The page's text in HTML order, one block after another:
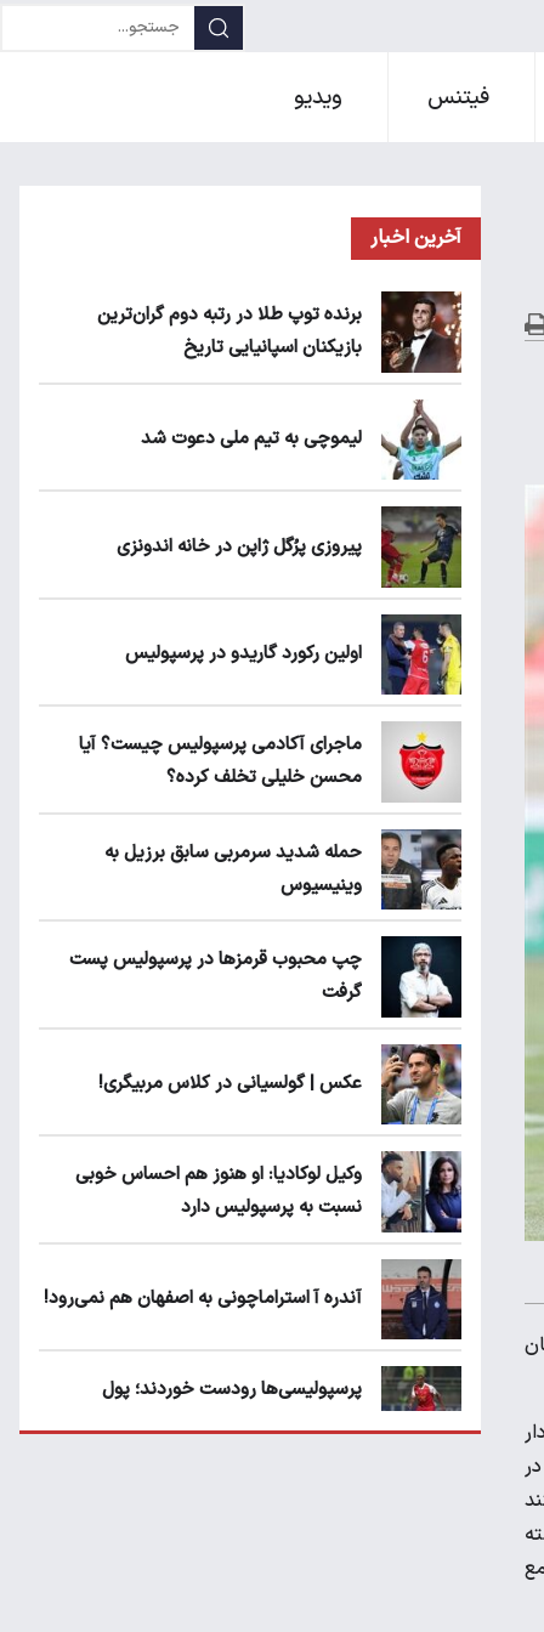
فیتنس ویدیو
آخرین اخبار
برنده توپ طلا در رتبه دوم گران‌ترین
بازیکنان اسپانیایی تاریخ
لیموچی به تیم ملی دعوت شد
پیروزی پرُگل ژاپن در خانه اندونزی
اولین رکورد گاریدو در پرسپولیس
ماجرای آکادمی پرسپولیس چیست؟ آیا
محسن خلیلی تخلف کرده؟
حمله شدید سرمربی سابق برزیل به
وینیسیوس
چپ محبوب قرمزها در پرسپولیس پست
گرفت
عکس | گولسیانی در کلاس مربیگری!
وکیل لوکادیا: او هنوز هم احساس خوبی
نسبت به پرسپولیس دارد
آندره آ استراماچونی به اصفهان هم نمی‌رود!
پرسپولیسی‌ها رودست خوردند؛ پول